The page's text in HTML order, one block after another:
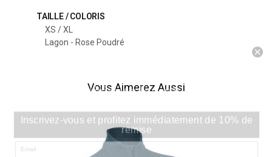
TAILLE / COLORIS
XS / XL
Lagon - Rose Poudré
Vous Aimerez Aussi
Rejoignez l'aventure
Inscrivez-vous et profitez immédiatement de 10% de
remise
Email